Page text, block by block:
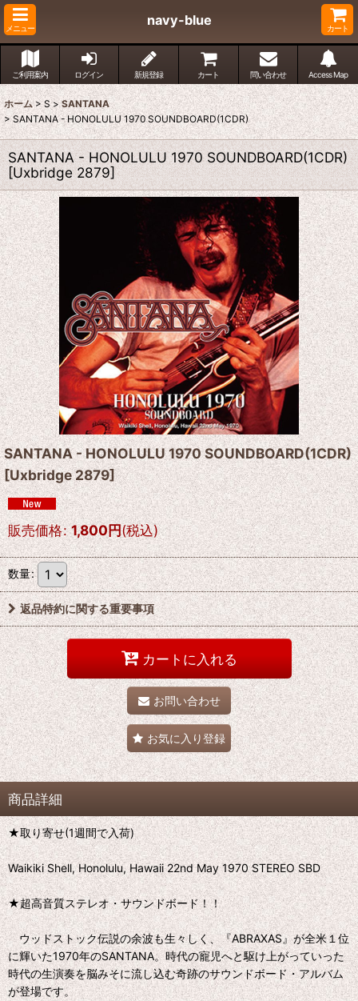
メニュー
navy-blue
カート
ご利用案内 ログイン 新規登録 カート 問い合わせ Access Map
ホーム > S > SANTANA
> SANTANA - HONOLULU 1970 SOUNDBOARD(1CDR)
SANTANA - HONOLULU 1970 SOUNDBOARD(1CDR)
[Uxbridge 2879]
SANTANA - HONOLULU 1970 SOUNDBOARD(1CDR)
[Uxbridge 2879]
販売価格: 1,800円(税込)
数量:
返品特約に関する重要事項
カートに入れる
お問い合わせ
お気に入り登録
商品詳細
★取り寄せ(1週間で入荷)
Waikiki Shell, Honolulu, Hawaii 22nd May 1970 STEREO SBD
★超高音質ステレオ・サウンドボード！！
ウッドストック伝説の余波も生々しく、『ABRAXAS』が全米１位
に輝いた1970年のSANTANA。時代の寵児へと駆け上がっていった
時代の生演奏を脳みそに流し込む奇跡のサウンドボード・アルバム
が登場です。